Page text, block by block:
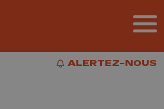
ALERTEZ-NOUS
ALERTEZ-NOUS